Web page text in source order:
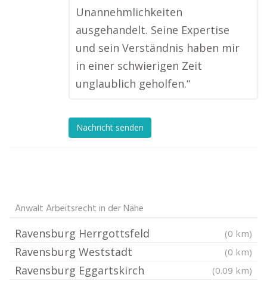
Unannehmlichkeiten
ausgehandelt. Seine Expertise
und sein Verständnis haben mir
in einer schwierigen Zeit
unglaublich geholfen.“
Nachricht senden
Anwalt Arbeitsrecht in der Nähe
Ravensburg Herrgottsfeld (0 km)
Ravensburg Weststadt (0 km)
Ravensburg Eggartskirch (0.09 km)